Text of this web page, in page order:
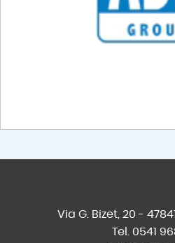
Via G. Bizet, 20 -
Tel. 0541